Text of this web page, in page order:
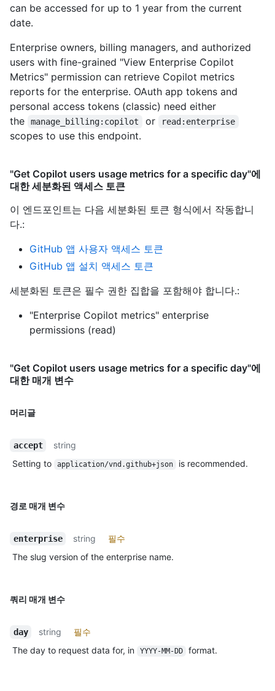
can be accessed for up to 1 year from the current
date.
Enterprise owners, billing managers, and authorized
users with fine-grained "View Enterprise Copilot
Metrics" permission can retrieve Copilot metrics
reports for the enterprise. OAuth app tokens and
personal access tokens (classic) need either
the
manage_billing:copilot or read:enterprise
scopes to use this endpoint.
"Get Copilot users usage metrics for a specific day"에
대한 세분화된 액세스 토큰
이 엔드포인트는 다음 세분화된 토큰 형식에서 작동합니
다.:
GitHub 앱 사용자 액세스 토큰
GitHub 앱 설치 액세스 토큰
세분화된 토큰은 필수 권한 집합을 포함해야 합니다.:
"Enterprise Copilot metrics" enterprise
permissions (read)
"Get Copilot users usage metrics for a specific day"에
대한 매개 변수
머리글
accept
string
Setting to
application/vnd.github+json is recommended.
경로 매개 변수
enterprise string
필수
The slug version of the enterprise name.
쿼리 매개 변수
day string
필수
The day to request data for, in
YYYY-MM-DD format.